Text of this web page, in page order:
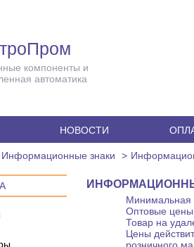
компоненты и
автоматика
НОВОСТИ
Информационные знаки
Минимальная
Оптовые цены
Товар на
Цены